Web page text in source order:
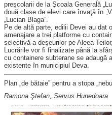
preşcolarii de la Şcoala Generală
două clase de elevi care învaţă în
„Lucian Blaga”.
Pe de altă parte, edilii Devei au dat
amenajare a trei platforme cu
selectivă a deşeurilor pe Aleea
Lucrările vor fi finali­zate până la
cu containere subterane se adaugă
existente în municipiul Deva.
Plan „de bătaie” pentru a stopa
Ramona Ştefan, Servus Hunedoara